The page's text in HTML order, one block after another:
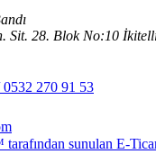
Sit. 28. Blok No:10
270 91 53
sunulan E-